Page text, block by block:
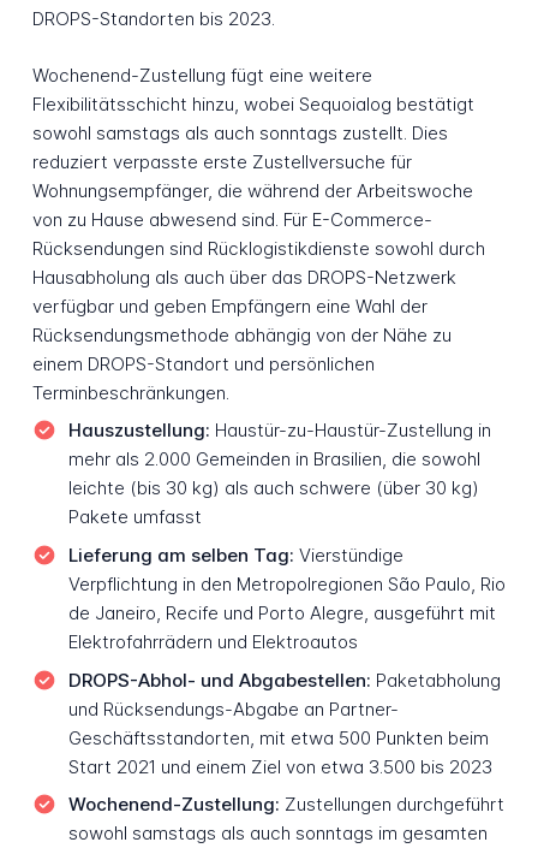
DROPS-Standorten bis 2023.
Wochenend-Zustellung fügt eine weitere
Flexibilitätsschicht hinzu, wobei Sequoialog bestätigt
sowohl samstags als auch sonntags zustellt. Dies
reduziert verpasste erste Zustellversuche für
Wohnungsempfänger, die während der Arbeitswoche
von zu Hause abwesend sind. Für E-Commerce-
Rücksendungen sind Rücklogistikdienste sowohl durch
Hausabholung als auch über das DROPS-Netzwerk
verfügbar und geben Empfängern eine Wahl der
Rücksendungsmethode abhängig von der Nähe zu
einem DROPS-Standort und persönlichen
Terminbeschränkungen.
Hauszustellung: Haustür-zu-Haustür-Zustellung in
mehr als 2.000 Gemeinden in Brasilien, die sowohl
leichte (bis 30 kg) als auch schwere (über 30 kg)
Pakete umfasst
Lieferung am selben Tag: Vierstündige
Verpflichtung in den Metropolregionen São Paulo, Rio
de Janeiro, Recife und Porto Alegre, ausgeführt mit
Elektrofahrrädern und Elektroautos
DROPS-Abhol- und Abgabestellen: Paketabholung
und Rücksendungs-Abgabe an Partner-
Geschäftsstandorten, mit etwa 500 Punkten beim
Start 2021 und einem Ziel von etwa 3.500 bis 2023
Wochenend-Zustellung: Zustellungen durchgeführt
sowohl samstags als auch sonntags im gesamten